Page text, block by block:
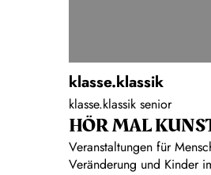
klasse.klassik
klasse.klassik senior
HÖR MAL
Veranstaltungen für
Veränderung und Kinder